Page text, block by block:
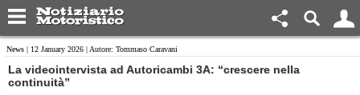
News | 12 January 2026 | Autore: Tommaso Caravani
​La videointervista ad Autoricambi 3A: “crescere nella
continuità”